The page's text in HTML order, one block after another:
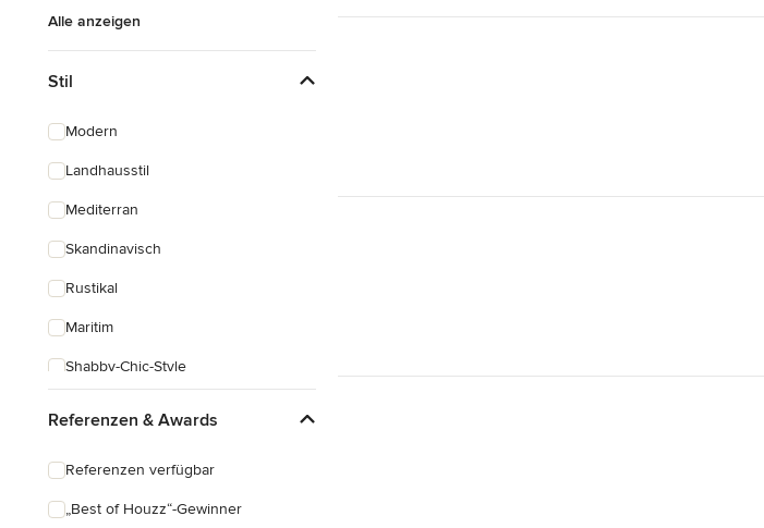
Alle anzeigen
Stil
Modern
Landhausstil
Mediterran
Skandinavisch
Rustikal
Maritim
Shabby-Chic-Style
Referenzen & Awards
Referenzen verfügbar
„Best of Houzz“-Gewinner